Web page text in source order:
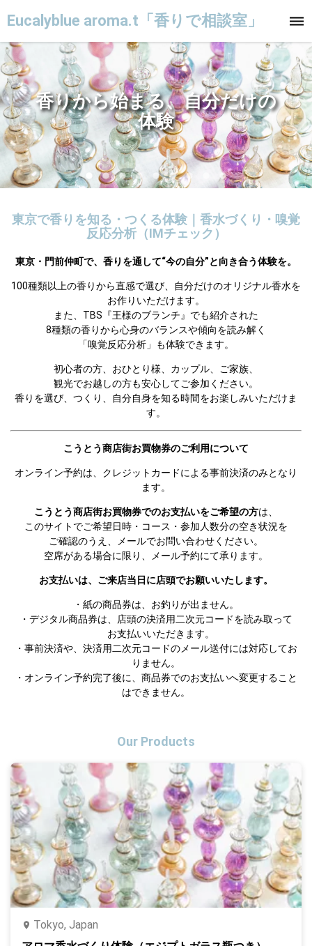
Eucalyblue aroma.t「香りで相談室」
香りから始まる、自分だけの
体験
東京で香りを知る・つくる体験｜香水づくり・嗅覚
反応分析（IMチェック）
東京・門前仲町で、香りを通して“今の自分”と向き合う体験を。
100種類以上の香りから直感で選び、自分だけのオリジナル香水を
お作りいただけます。
また、TBS『王様のブランチ』でも紹介された
8種類の香りから心身のバランスや傾向を読み解く
「嗅覚反応分析」も体験できます。
初心者の方、おひとり様、カップル、ご家族、
観光でお越しの方も安心してご参加ください。
香りを選び、つくり、自分自身を知る時間をお楽しみいただけま
す。
こうとう商店街お買物券のご利用について
オンライン予約は、クレジットカードによる事前決済のみとなり
ます。
こうとう商店街お買物券でのお支払いをご希望の方は、
このサイトでご希望日時・コース・参加人数分の空き状況を
ご確認のうえ、メールでお問い合わせください。
空席がある場合に限り、メール予約にて承ります。
お支払いは、ご来店当日に店頭でお願いいたします。
・紙の商品券は、お釣りが出ません。
・デジタル商品券は、店頭の決済用二次元コードを読み取って
お支払いいただきます。
・事前決済や、決済用二次元コードのメール送付には対応してお
りません。
・オンライン予約完了後に、商品券でのお支払いへ変更すること
はできません。
Our Products
Tokyo, Japan